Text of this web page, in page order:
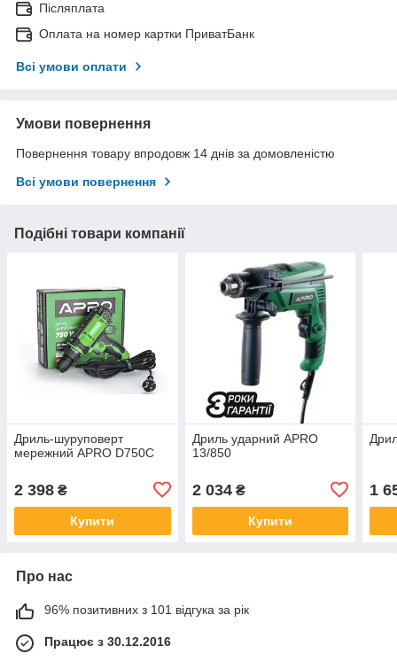
Післяплата
Оплата на номер картки ПриватБанк
Всі умови оплати
Умови повернення
Повернення товару впродовж 14 днів за домовленістю
Всі умови повернення
Подібні товари компанії
Дриль-шуруповерт
мережний APRO D750C
2 398 ₴
Купити
Дриль ударний APRO
13/850
2 034₴
Купити
1
Про нас
96% позитивних з 101 відгука за рік
Працює з 30.12.2016